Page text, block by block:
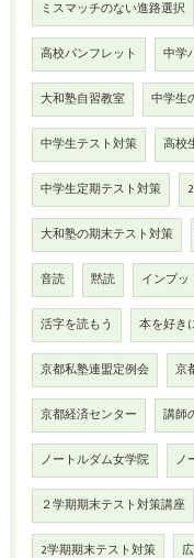
ミスマッチのない進路選択
高校パンフレット 中学
大和塾自習教室 中学生
中学生テスト対策 高校
中学生定期テスト対策
大和塾の期末テスト対策
音読 黙読 インプッ
活字を読もう 本を好き
京都私塾連盟定例会 京
京都経済センター 講師
ノートルダム女学院 ノ
２学期期末テスト対策講座
2学期期末テスト対策